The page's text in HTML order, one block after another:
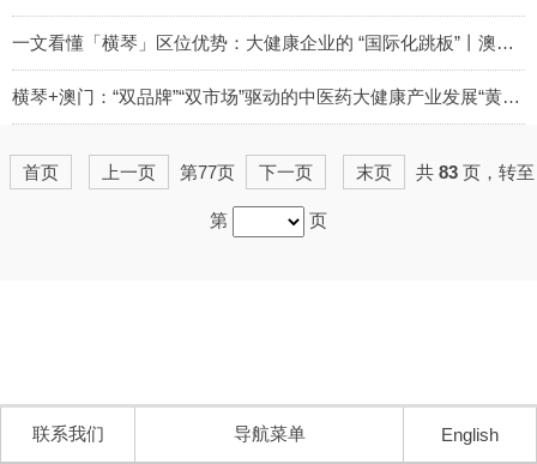
2025-10-01
一文看懂「横琴」区位优势：大健康企业的 “国际化跳板”丨澳门大健康展会
2025-09-19
横琴+澳门：“双品牌”“双市场”驱动的中医药大健康产业发展“黄金区域”丨澳门大健康展会
首页
上一页 第77页 下一页 末页 共 83页，转至
第 页
联系我们 导航菜单 English